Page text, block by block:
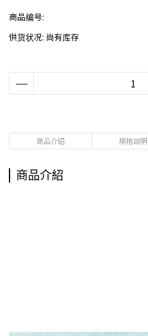
商品编号:
供货状况: 尚有库存
商品介紹 規格說明
商品介紹